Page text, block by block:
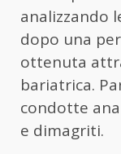
analizzando
dopo una
ottenuta
bariatrica.
condotte
e dimagriti.